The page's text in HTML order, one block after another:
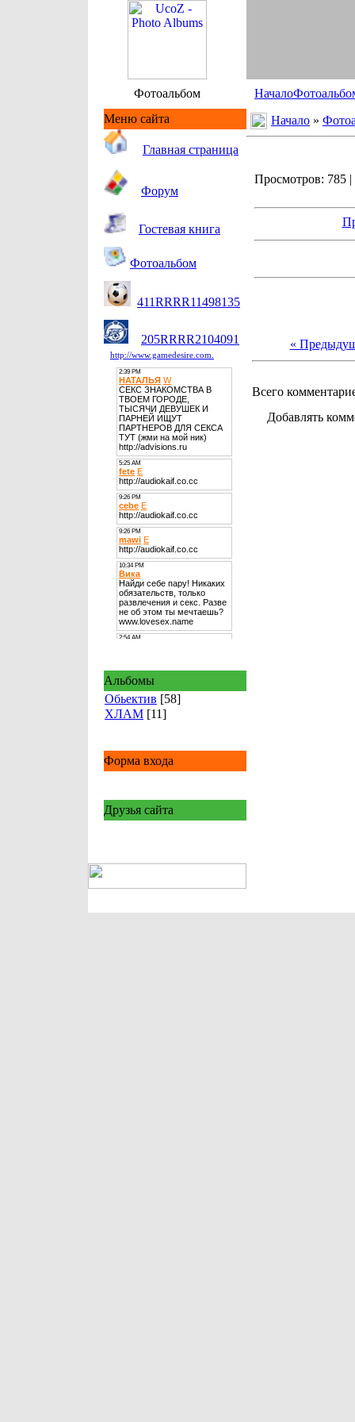
Фотоальбом Начало
Меню сайта
Главная страница
Форум
Гостевая книга
Фотоальбом
411RRRR11498135
205RRRR2104091
http://www.gamedesire.com.
Альбомы
Обьектив [58]
ХЛАМ [11]
Форма входа
Друзья сайта
Начало »
Просмотров: 785
«
Всего
Добавлять